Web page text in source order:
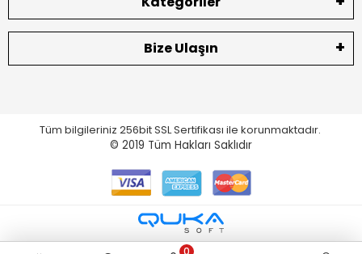
Bize Ulaşın
Tüm bilgileriniz 256bit SSL Sertifikası ile korunmaktadır.
© 2019 Tüm Hakları Saklıdır